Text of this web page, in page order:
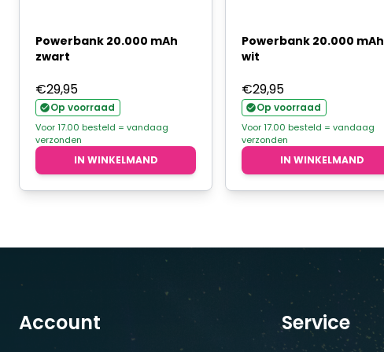
Powerbank 20.000 mAh
zwart
€29,95
Op voorraad
Voor 17.00 besteld = vandaag
verzonden
IN WINKELMAND
Powerbank 20.000 mAh
wit
€29,95
Op voorraad
Voor 17.00 besteld = vandaag
verzonden
IN WINKELMAND
Account Service